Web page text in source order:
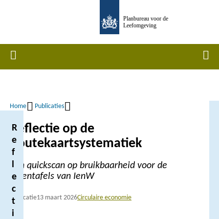
inhoud
Planbureau voor de
Leefomgeving
Home
Kruimelpad
Home Publicaties
Reflectie op de
Routekaartsystematiek
Een quickscan op bruikbaarheid voor de
ketentafels van IenW
Publicatie13 maart 2026Circulaire economie
R
e
f
l
e
c
t
i